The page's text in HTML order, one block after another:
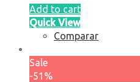
Add to cart
Quick View
Comparar
Sale
-51%